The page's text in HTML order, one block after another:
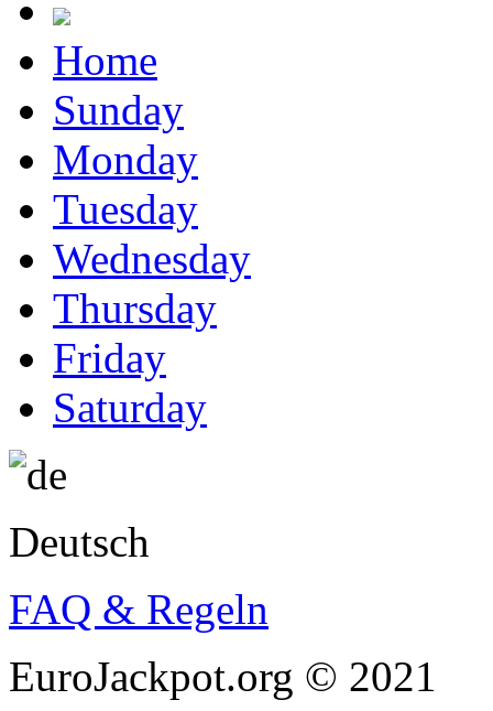
Home
Sunday
Monday
Tuesday
Wednesday
Thursday
Friday
Saturday
Deutsch
FAQ & Regeln
EuroJackpot.org © 2021